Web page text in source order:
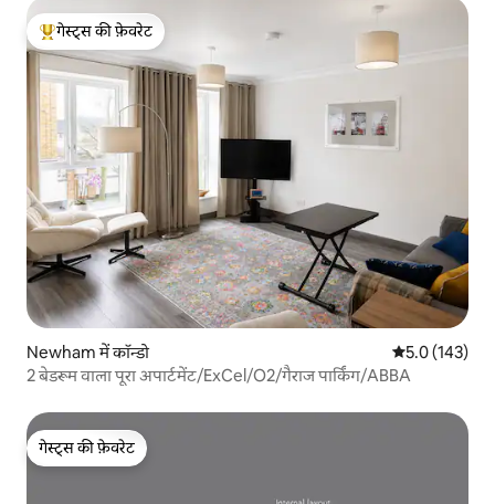
गेस्ट्स का टॉप फ़ेवरेट
गेस्ट्स की फ़ेवरेट
Newham में कॉन्डो औसत रेटिंग 5 में
5.0 (143)
2 बेडरूम वाला पूरा अपार्टमेंट/ExCel/O2/गैराज पार्किंग/ABBA
गेस्ट्स की फ़ेवरेट
गेस्ट्स की फ़ेवरेट